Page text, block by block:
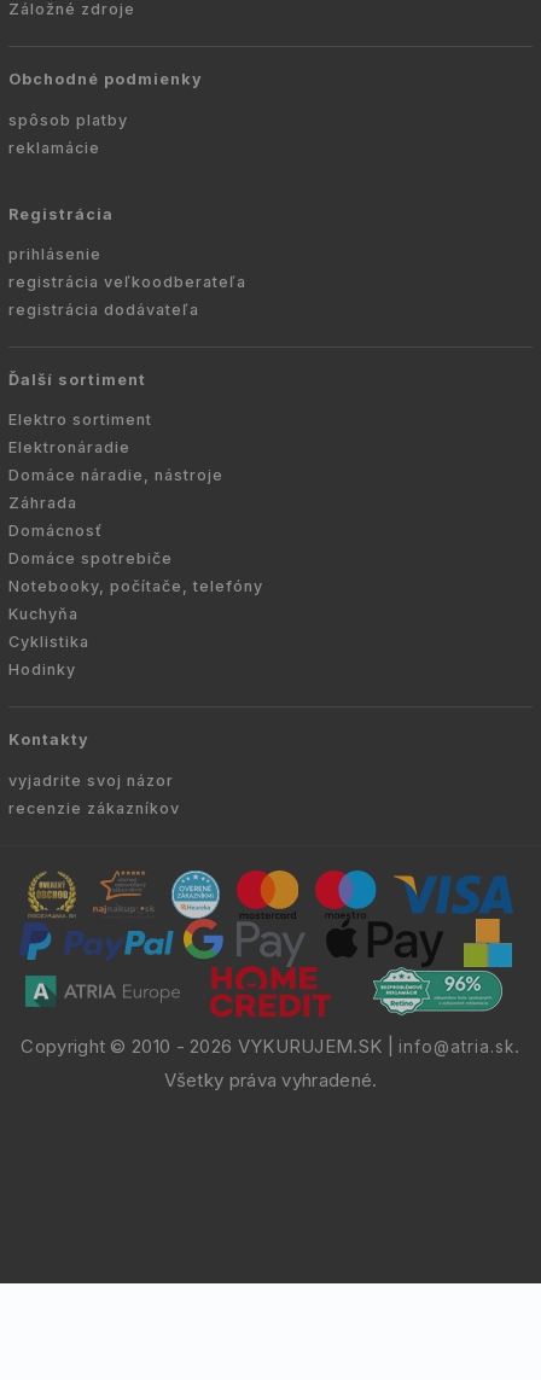
Záložné zdroje
Obchodné podmienky
spôsob platby
reklamácie
Registrácia
prihlásenie
registrácia veľkoodberateľa
registrácia dodávateľa
Ďalší sortiment
Elektro sortiment
Elektronáradie
Domáce náradie, nástroje
Záhrada
Domácnosť
Domáce spotrebiče
Notebooky, počítače, telefóny
Kuchyňa
Cyklistika
Hodinky
Kontakty
vyjadrite svoj názor
recenzie zákazníkov
Copyright © 2010 - 2026 VYKURUJEM.SK info@atria.sk.
Všetky práva vyhradené.